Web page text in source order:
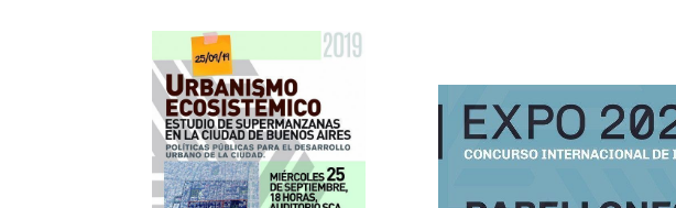
Sociedad Central de Arquitectos; y
auspiciado por la Federación Argentina de
Entidades de Arquitectos.